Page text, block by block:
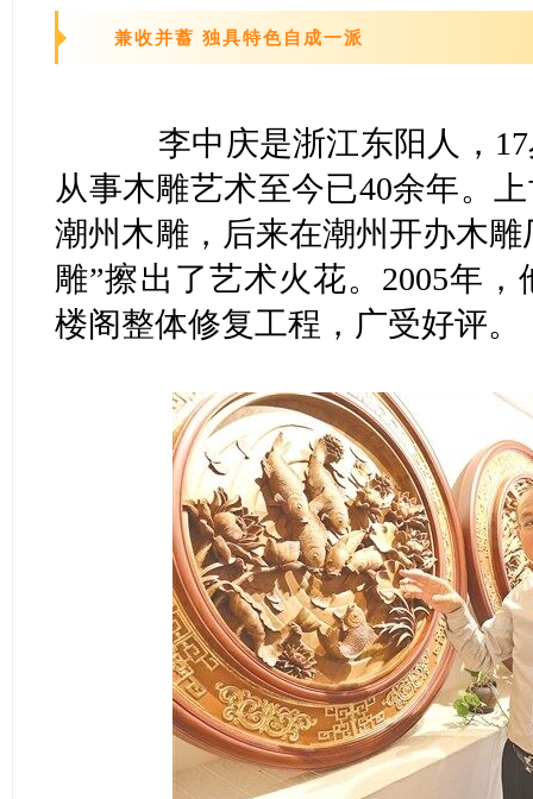
兼收并蓄 独具特色自成一派
李中庆是浙江东阳人，17
从事木雕艺术至今已40余年。
潮州木雕，后来在潮州开办木雕
雕”擦出了艺术火花。2005年
楼阁整体修复工程，广受好评。